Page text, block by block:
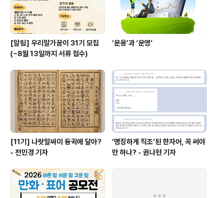
[알림] 우리말가꿈이 31기 모집
(~8월 13일까지 서류 접수)
‘운용’과 ‘운영’
[11기] 나랏말싸미 듕귁에 달아?
- 전민경 기자
‘명징하게 직조’된 한자어, 꼭 써야
만 하나? - 권나현 기자